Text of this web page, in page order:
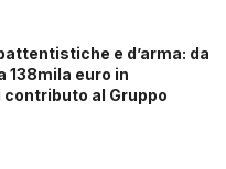
e d’arma: da
138mila euro in
contributo al Gruppo